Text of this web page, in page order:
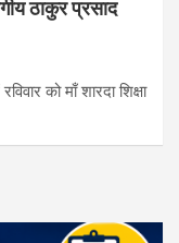
ठाकुर प्रसाद
को माँ शारदा शिक्षा